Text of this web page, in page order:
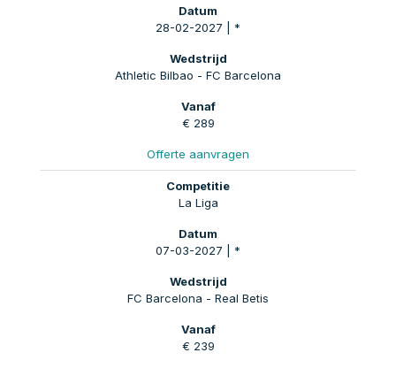
28-02-2027 | *
Athletic Bilbao - FC Barcelona
€ 289
Offerte aanvragen
La Liga
07-03-2027 | *
FC Barcelona - Real Betis
€ 239